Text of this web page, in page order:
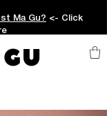
Ma Gu? <- Click